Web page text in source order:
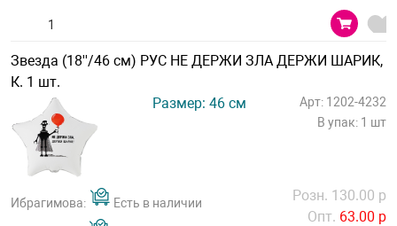
Звезда (18''/46 см) РУС НЕ ДЕРЖИ ЗЛА ДЕРЖИ ШАРИК,
К. 1 шт.
Размер: 46 см
Арт: 1202-4232
В упак: 1 шт
Ибрагимова: Есть в наличии
Розн. 130.00 р
Опт. 63.00 р